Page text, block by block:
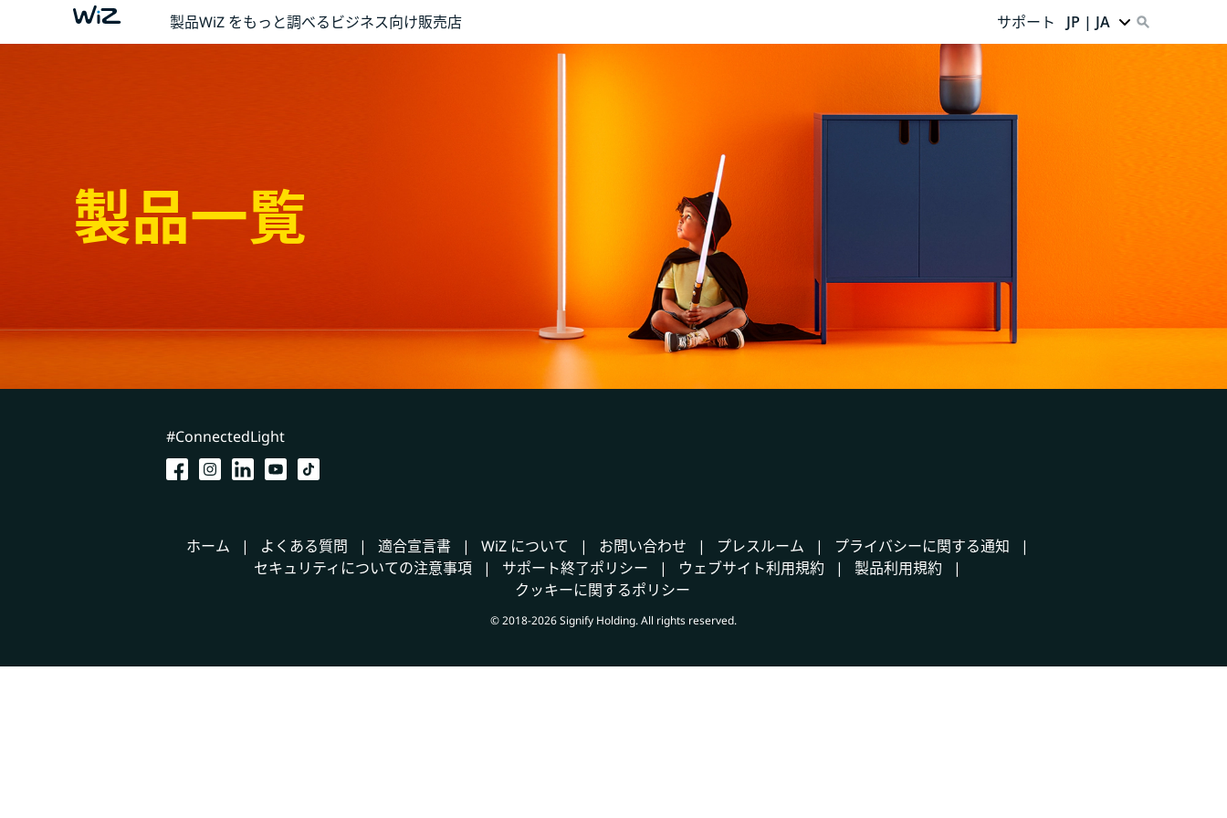
製品WiZ をもっと調べる ビジネス向け販売店 サポート JP | JA
製品一覧
#ConnectedLight
ホーム よくある質問 適合宣言書 WiZ について お問い合わせ プレスルーム
プライバシーに関する通知
セキュリティについての注意事項
サポート終了ポリシー ウェブサイト利用規約
製品利用規約
クッキーに関するポリシー
© 2018-2026 Signify Holding. All rights reserved.